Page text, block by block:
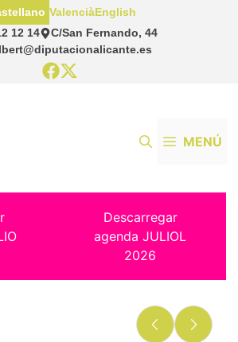
12 14
C/San Fernando, 44
ValenciàEnglish
MENÚ
Descarregar
agenda JULIOL
2026